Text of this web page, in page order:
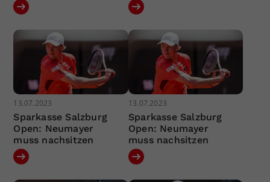
13.07.2023
Sparkasse Salzburg
Open: Neumayer
muss nachsitzen
13.07.2023
Sparkasse Salzburg
Open: Neumayer
muss nachsitzen